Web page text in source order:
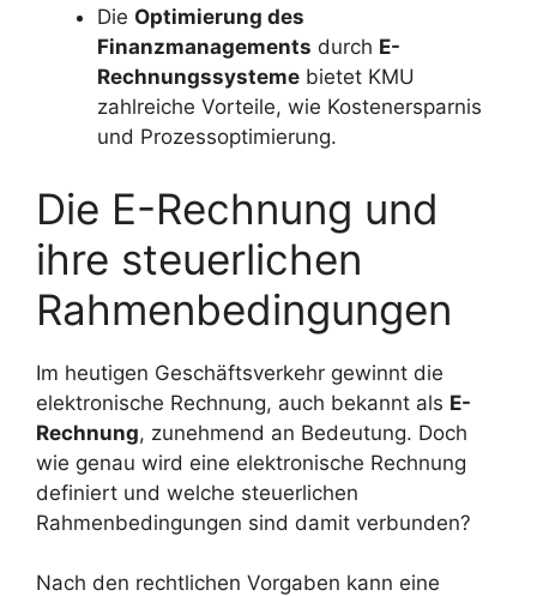
Die Optimierung des
Finanzmanagements durch E-
Rechnungssysteme bietet KMU
zahlreiche Vorteile, wie Kostenersparnis
und Prozessoptimierung.
Die E-Rechnung und
ihre steuerlichen
Rahmenbedingungen
Im heutigen Geschäftsverkehr gewinnt die
elektronische Rechnung, auch bekannt als E-
Rechnung, zunehmend an Bedeutung. Doch
wie genau wird eine elektronische Rechnung
definiert und welche steuerlichen
Rahmenbedingungen sind damit verbunden?
Nach den rechtlichen Vorgaben kann eine